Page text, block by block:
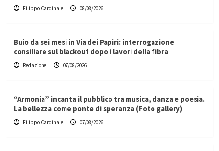
Filippo Cardinale 08/08/2026
Buio da sei mesi in Via dei Papiri: interrogazione
consiliare sul blackout dopo i lavori della fibra
Redazione 07/08/2026
“Armonia” incanta il pubblico tra musica, danza e poesia.
La bellezza come ponte di speranza (Foto gallery)
Filippo Cardinale 07/08/2026